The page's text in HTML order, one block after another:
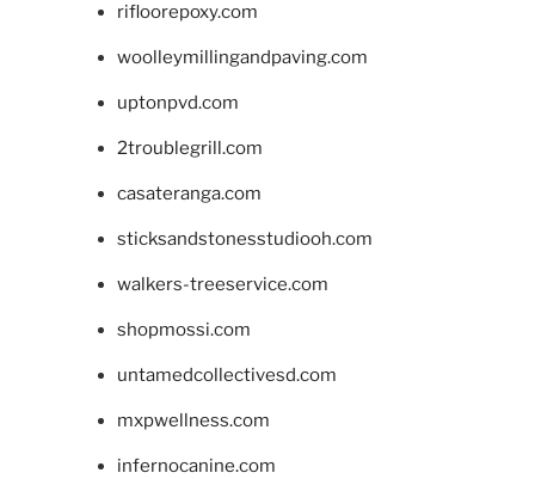
rifloorepoxy.com
woolleymillingandpaving.com
uptonpvd.com
2troublegrill.com
casateranga.com
sticksandstonesstudiooh.com
walkers-treeservice.com
shopmossi.com
untamedcollectivesd.com
mxpwellness.com
infernocanine.com